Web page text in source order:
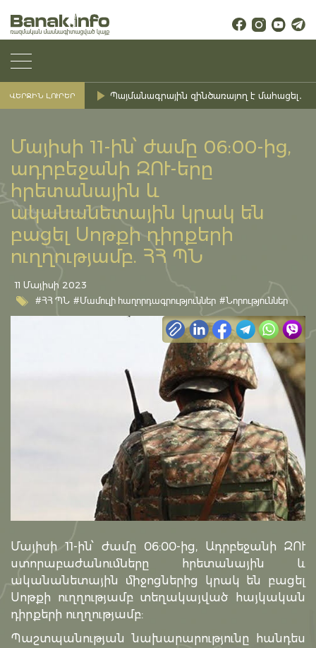
ՎԵՐՋԻՆ ԼՈՒՐԵՐ Պայմանագրային զինծառայող է մահացել․
Մայիսի 11-ին՝ ժամը 06:00-ից,
ադրբեջանի ԶՈՒ-երը
հրետանային և
ականանետային կրակ են
բացել Սոթքի դիրքերի
ուղղությամբ. ՀՀ ՊՆ
11 Մայիսի 2023
#ՀՀ ՊՆ #Մամուլի հաղորդագրություններ #Նորություններ
Մայիսի 11-ին՝ ժամը 06:00-ից, Ադրբեջանի ԶՈՒ
ստորաբաժանումները հրետանային և
ականանետային միջոցներից կրակ են բացել
Սոթքի ուղղությամբ տեղակայված հայկական
դիրքերի ուղղությամբ:
Պաշտպանության նախարարությունը հանդես